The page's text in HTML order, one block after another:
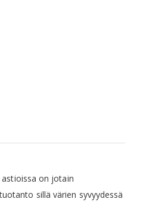
on jotain
sillä värien syvyydessä